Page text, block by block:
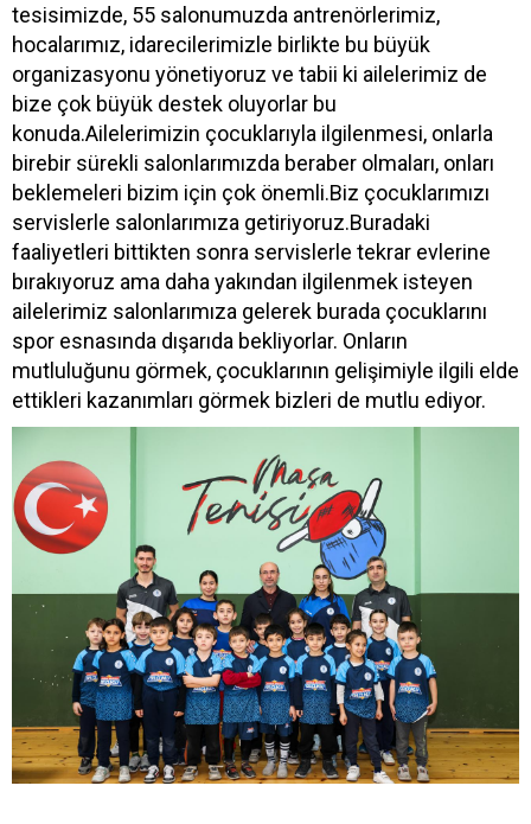
tesisimizde, 55 salonumuzda antrenörlerimiz,
hocalarımız, idarecilerimizle birlikte bu büyük
organizasyonu yönetiyoruz ve tabii ki ailelerimiz de
bize çok büyük destek oluyorlar bu
konuda.Ailelerimizin çocuklarıyla ilgilenmesi, onlarla
birebir sürekli salonlarımızda beraber olmaları, onları
beklemeleri bizim için çok önemli.Biz çocuklarımızı
servislerle salonlarımıza getiriyoruz.Buradaki
faaliyetleri bittikten sonra servislerle tekrar evlerine
bırakıyoruz ama daha yakından ilgilenmek isteyen
ailelerimiz salonlarımıza gelerek burada çocuklarını
spor esnasında dışarıda bekliyorlar. Onların
mutluluğunu görmek, çocuklarının gelişimiyle ilgili elde
ettikleri kazanımları görmek bizleri de mutlu ediyor.